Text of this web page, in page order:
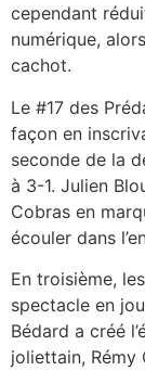
cependant
numérique,
cachot.
Le #17 des
façon en
seconde de la
à 3-1. Julien
Cobras en
écouler dans
En troisième,
spectacle en
Bédard a créé
joliettain, Rémy